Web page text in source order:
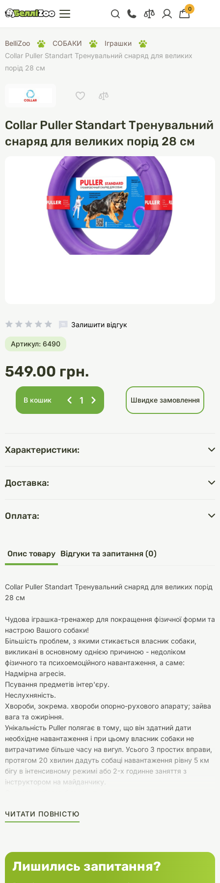
+38 (068) 300 91 91
Відділ продажу
+38 (068) 479 28
0
BelliZoo СОБАКИ
Іграшки
Collar Puller Standart Тренувальний снаряд для великих
порід 28 см
Collar Puller Standart Тренувальний
снаряд для великих порід 28 см
Залишити відгук
Артикул: 6490
549.00 грн.
В кошик Швидке замовлення
Характеристики:
Доставка:
Оплата:
Опис товару Відгуки та запитання (0)
Collar Puller Standart Тренувальний снаряд для великих порід
28 см
Чудова іграшка-тренажер для покращення фізичної форми та
настрою Вашого собаки!
Більшість проблем, з якими стикається власник собаки,
викликані в основному однією причиною - недоліком
фізичного та психоемоційного навантаження, а саме:
Надмірна агресія.
Псування предметів інтер'єру.
Неслухняність.
Хвороби, зокрема. хвороби опорно-рухового апарату; зайва
вага та ожиріння.
Унікальність Puller полягає в тому, що він здатний дати
необхідне навантаження і при цьому власник собаки не
витрачатиме більше часу на вигул. Усього 3 простих вправи,
протягом 20 хвилин дадуть собаці навантаження рівну 5 км
бігу в інтенсивному режимі або 2-х годинне заняття з
інструктором на майданчику.
Легкий, що дозволяє власнику тренувати собаку тривалий
час. Легко та зручно працювати з Puller дітям та жінкам.
Без запаху, що дуже важливо при дресируванні собаки, а
також не залишає специфічний запах на руках, як багато
ЧИТАТИ ПОВНІСТЮ
Лишились запитання?